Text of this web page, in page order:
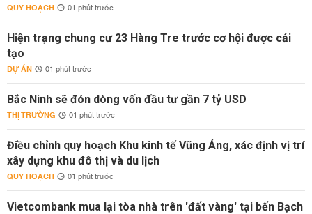
QUY HOẠCH 01 phút trước
Hiện trạng chung cư 23 Hàng Tre trước cơ hội được cải
tạo
DỰ ÁN 01 phút trước
Bắc Ninh sẽ đón dòng vốn đầu tư gần 7 tỷ USD
THỊ TRƯỜNG 01 phút trước
Điều chỉnh quy hoạch Khu kinh tế Vũng Áng, xác định vị trí
xây dựng khu đô thị và du lịch
QUY HOẠCH 01 phút trước
Vietcombank mua lại tòa nhà trên 'đất vàng' tại bến Bạch